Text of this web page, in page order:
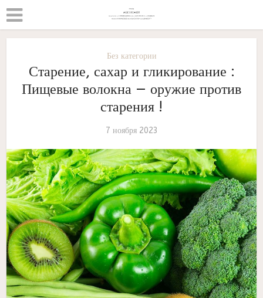
Без категории
Старение, сахар и гликирование :
Пищевые волокна — оружие против
старения !
7 ноября 2023